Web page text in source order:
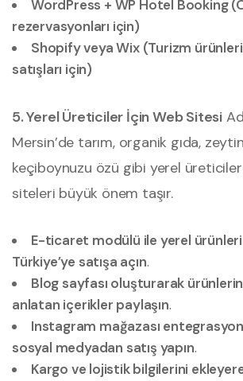
WordPress + WP Hotel Booking
rezervasyonları için)
Shopify veya Wix (Turizm
satışları için)
5. Yerel Üreticiler İçin Web Sitesi
Mersin’de tarım, organik gıda,
keçiboynuzu özü gibi yerel
siteleri büyük önem taşır.
E-ticaret modülü ile yerel
Türkiye’ye satışa açın.
Blog sayfası oluşturarak ürünlerin
anlatan içerikler paylaşın.
Instagram mağazası
sosyal medyadan satış yapın.
Kargo ve lojistik bilgilerini